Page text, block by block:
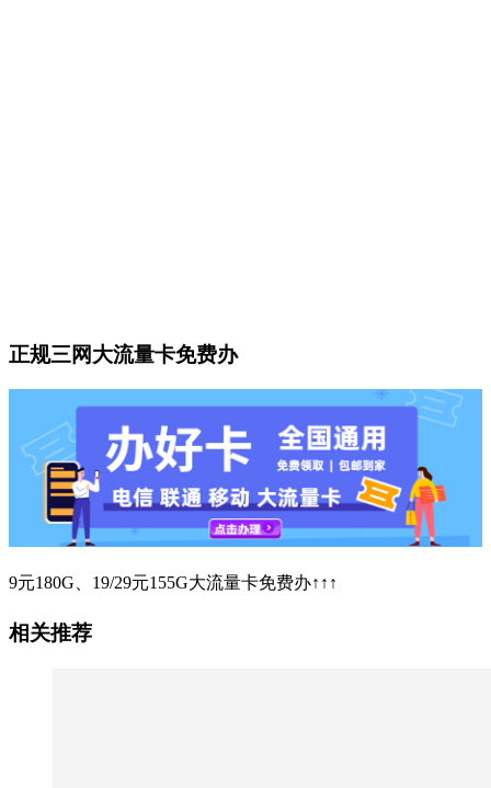
正规三网大流量卡免费办
9元180G、19/29元155G大流量卡免费办↑↑↑
相关推荐